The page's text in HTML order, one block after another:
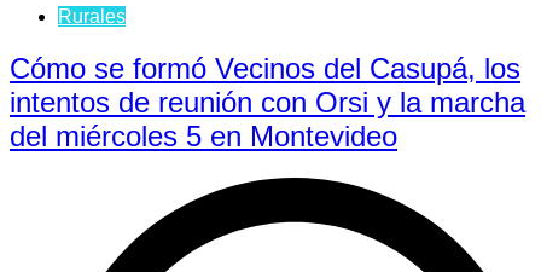
Rurales
Cómo se formó Vecinos del Casupá, los
intentos de reunión con Orsi y la marcha
del miércoles 5 en Montevideo